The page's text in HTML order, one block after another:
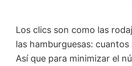
Los clics son como las
las hamburguesas: cuantos
Así que para minimizar el